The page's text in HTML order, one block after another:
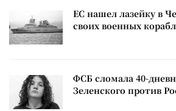
ЕС нашел лазейку в
своих военных
ФСБ сломала 40-
Зеленского против